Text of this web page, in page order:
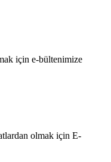
için e-bültenimize
olmak için E-